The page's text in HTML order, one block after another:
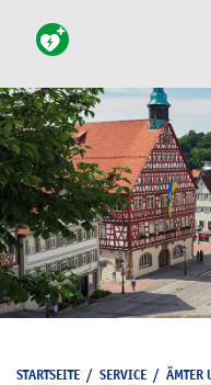
STARTSEITE / SERVICE / ÄMTER